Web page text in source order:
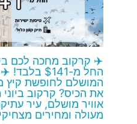
✈️ קרקוב מחכה לכם
החל מ-
המושלם לחופשת קיץ
את הכיס? קרקוב
אוויר מושלם, עיר
מעולה ומחירים